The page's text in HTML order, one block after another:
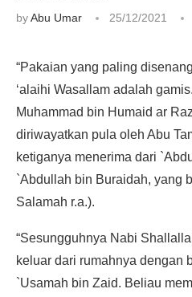
byAbu Umar 25/12/2021
“Pakaian yang paling
‘alaihi Wasallam adalah
Muhammad bin Humaid ar
diriwayatkan pula oleh Abu
ketiganya menerima dari
`Abdullah bin Buraidah, yang
Salamah r.a.).
“Sesungguhnya Nabi
keluar dari rumahnya dengan
`Usamah bin Zaid. Beliau